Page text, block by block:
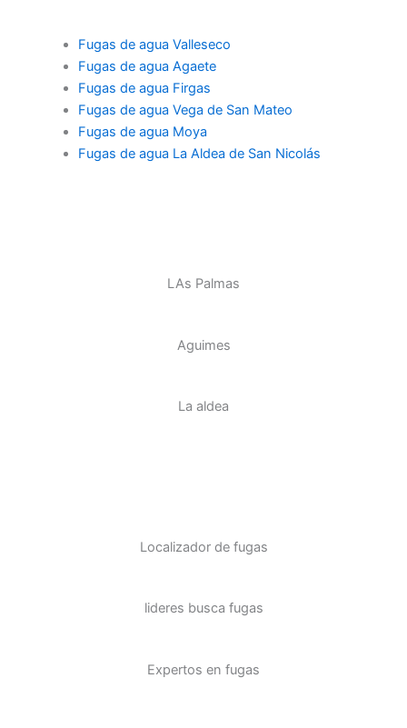
Fugas de agua Valleseco
Fugas de agua Agaete
Fugas de agua Firgas
Fugas de agua Vega de San Mateo
Fugas de agua Moya
Fugas de agua La Aldea de San Nicolás
LAs Palmas
Aguimes
La aldea
Localizador de fugas
lideres busca fugas
Expertos en fugas